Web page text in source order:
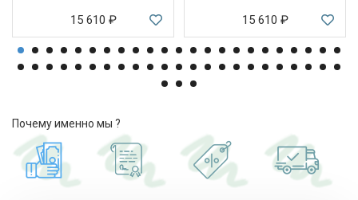
15 610 ₽ 15 610 ₽
Почему именно мы ?